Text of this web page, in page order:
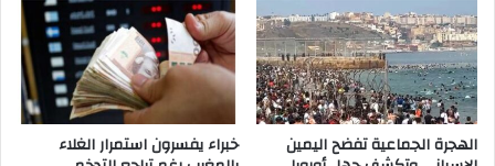
الهجرة الجماعية تفضح اليمين خبراء يفسرون استمرار الغلاء